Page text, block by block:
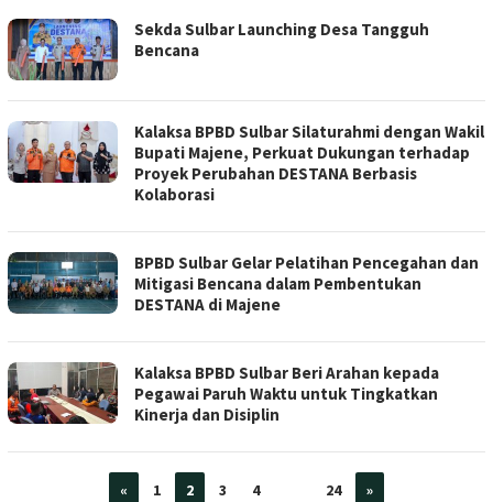
Sekda Sulbar Launching Desa Tangguh
Bencana
Kalaksa BPBD Sulbar Silaturahmi dengan Wakil
Bupati Majene, Perkuat Dukungan terhadap
Proyek Perubahan DESTANA Berbasis
Kolaborasi
BPBD Sulbar Gelar Pelatihan Pencegahan dan
Mitigasi Bencana dalam Pembentukan
DESTANA di Majene
Kalaksa BPBD Sulbar Beri Arahan kepada
Pegawai Paruh Waktu untuk Tingkatkan
Kinerja dan Disiplin
« 1 2 3 4 24 »